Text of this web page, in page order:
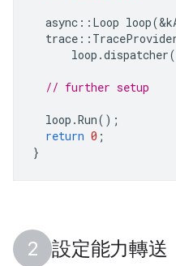
async :: Loop loop(&
trace ::
loop .dispatcher
// further setup
loop .Run();
return 0 ;
}
設定能力轉送